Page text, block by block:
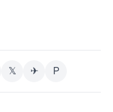
𝕏 ✈ P